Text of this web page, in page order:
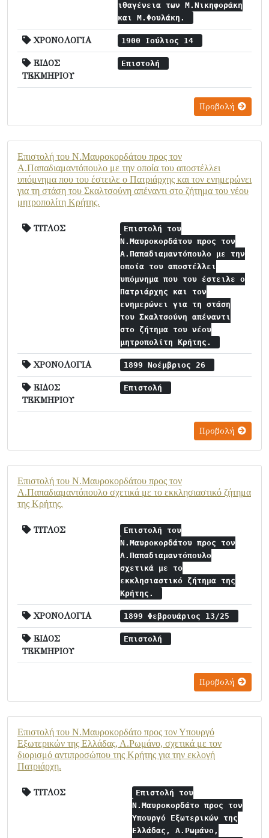
ιθαγένεια των Μ.Νικηφοράκη
και Μ.Φουλάκη.
ΧΡΟΝΟΛΟΓΙΑ 1900 Ιούλιος 14
ΕΙΔΟΣ
ΤΕΚΜΗΡΙΟΥ
Επιστολή
Προβολή
Επιστολή του Ν.Μαυροκορδάτου προς τον
Α.Παπαδιαμαντόπουλο με την οποία του αποστέλλει
υπόμνημα που του έστειλε ο Πατριάρχης και τον ενημερώνει
για τη στάση του Σκαλτσούνη απέναντι στο ζήτημα του νέου
μητροπολίτη Κρήτης.
ΤΙΤΛΟΣ
Επιστολή του
Ν.Μαυροκορδάτου προς τον
Α.Παπαδιαμαντόπουλο με την
οποία του αποστέλλει
υπόμνημα που του έστειλε ο
Πατριάρχης και τον
ενημερώνει για τη στάση
του Σκαλτσούνη απέναντι
στο ζήτημα του νέου
μητροπολίτη Κρήτης.
ΧΡΟΝΟΛΟΓΙΑ 1899 Νοέμβριος 26
ΕΙΔΟΣ
ΤΕΚΜΗΡΙΟΥ
Επιστολή
Προβολή
Επιστολή του Ν.Μαυροκορδάτου προς τον
Α.Παπαδιαμαντόπουλο σχετικά με το εκκλησιαστικό ζήτημα
της Κρήτης.
ΤΙΤΛΟΣ
Επιστολή του
Ν.Μαυροκορδάτου προς τον
Α.Παπαδιαμαντόπουλο
σχετικά με το
εκκλησιαστικό ζήτημα της
Κρήτης.
ΧΡΟΝΟΛΟΓΙΑ 1899 Φεβρουάριος 13/25
ΕΙΔΟΣ
ΤΕΚΜΗΡΙΟΥ
Επιστολή
Προβολή
Επιστολή του Ν.Μαυροκορδάτο προς τον Υπουργό
Εξωτερικών της Ελλάδας, Α.Ρωμάνο, σχετικά με τον
διορισμό αντιπροσώπου της Κρήτης για την εκλογή
Πατριάρχη.
ΤΙΤΛΟΣ
Επιστολή του
Ν.Μαυροκορδάτο προς τον
Υπουργό Εξωτερικών της
Ελλάδας, Α.Ρωμάνο,